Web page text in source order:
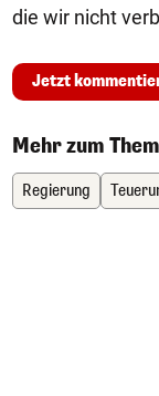
die wir nicht
Jetzt
Mehr zum
Regierung